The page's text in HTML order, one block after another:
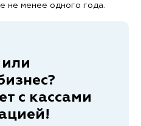
не менее одного года.
с кассами